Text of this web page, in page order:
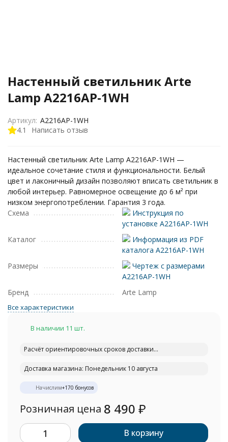
Настенный светильник Arte
Lamp A2216AP-1WH
4.1 Написать отзыв
Артикул: A2216AP-1WH
Настенный светильник Arte Lamp A2216AP-1WH —
идеальное сочетание стиля и функциональности. Белый
цвет и лаконичный дизайн позволяют вписать светильник в
любой интерьер. Равномерное освещение до 6 м² при
низком энергопотреблении. Гарантия 3 года.
Схема
Инструкция по
установке A2216AP-1WH
Каталог
Информация из PDF
каталога A2216AP-1WH
Размеры
Чертеж с размерами
A2216AP-1WH
Бренд
Arte Lamp
Все характеристики
В наличии 11 шт.
Расчёт ориентировочных сроков доставки...
Доставка магазина: Понедельник 10 августа
Начислим+170 бонусов
Розничная цена 8 490 ₽
В корзину